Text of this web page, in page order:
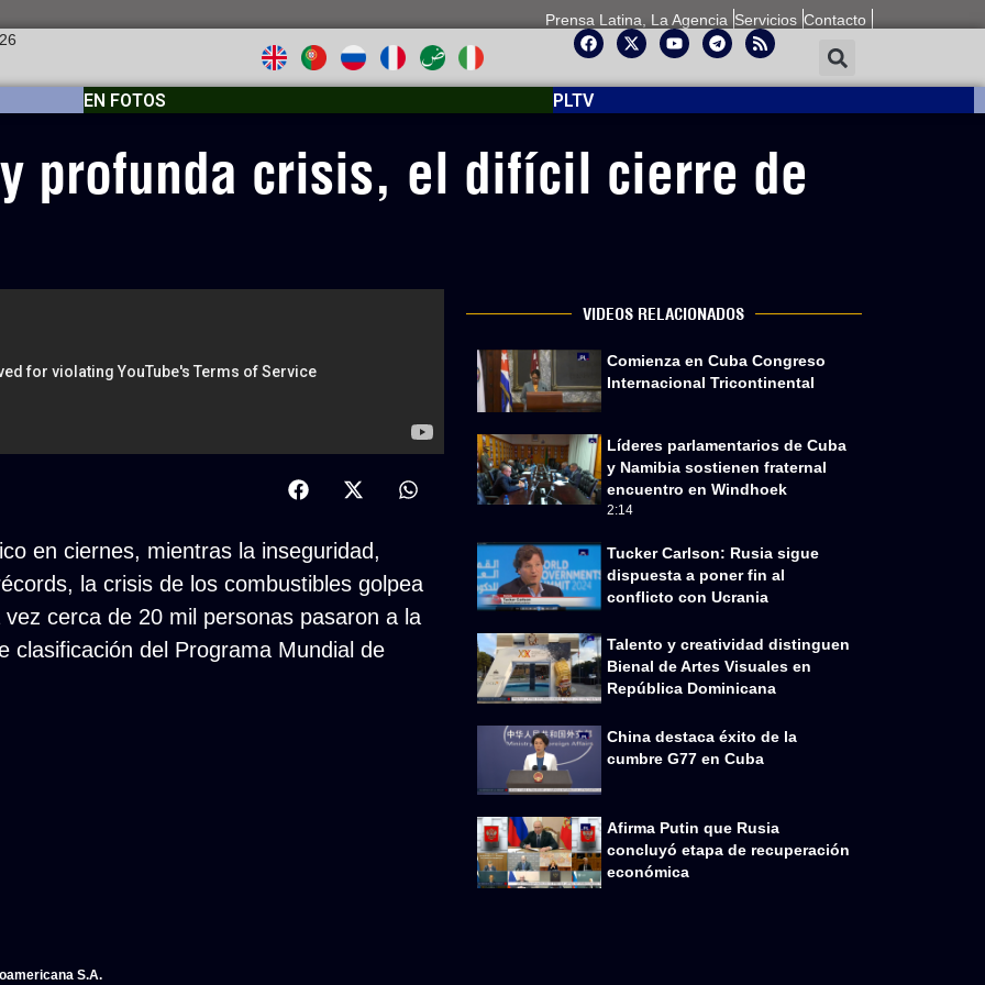
Prensa Latina, La Agencia Servicios Contacto
EN FOTOS PLTV
profunda crisis, el difícil cierre de
en ciernes, mientras la inseguridad,
la crisis de los combustibles golpea
cerca de 20 mil personas pasaron a la
clasificación del Programa Mundial de
VIDEOS RELACIONADOS
Comienza en Cuba Congreso
Internacional Tricontinental
Líderes parlamentarios de Cuba
y Namibia sostienen fraternal
encuentro en Windhoek
2:14
Tucker Carlson: Rusia sigue
dispuesta a poner fin al
conflicto con Ucrania
Talento y creatividad distinguen
Bienal de Artes Visuales en
República Dominicana
China destaca éxito de la
cumbre G77 en Cuba
Afirma Putin que Rusia
concluyó etapa de recuperación
económica
S.A.